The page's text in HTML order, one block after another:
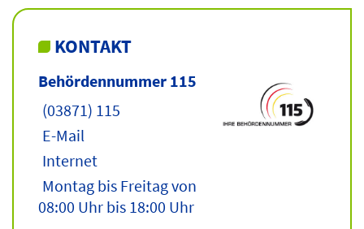
KONTAKT
Behördennummer 115
(03871) 115
E-Mail
Internet
Montag bis Freitag von
08:00 Uhr bis 18:00 Uhr